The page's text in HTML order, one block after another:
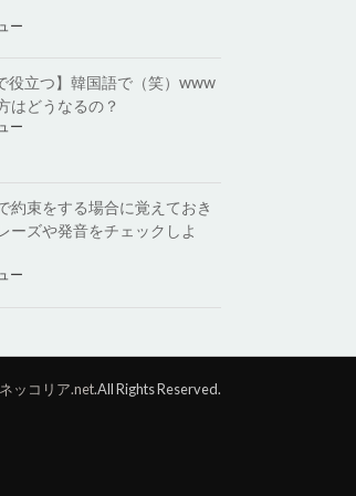
ー
で役立つ】韓国語で（笑）www
はどうなるの？
ー
約束をする場合に覚えておき
ーズや発音をチェックしよ
ー
ネッコリア.net.All Rights Reserved.